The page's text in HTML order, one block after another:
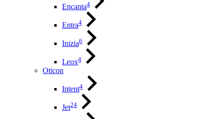
Encanta4
Entra4
Inizia6
Leox4
Oticon
Intent4
Jet24